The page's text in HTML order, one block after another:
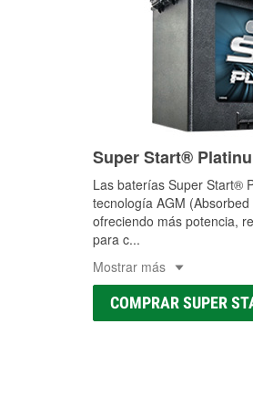
Super Start®
Las baterías Super Start®
tecnología AGM
ofreciendo más potencia,
para c...
Mostrar más
COMPRAR SUPER